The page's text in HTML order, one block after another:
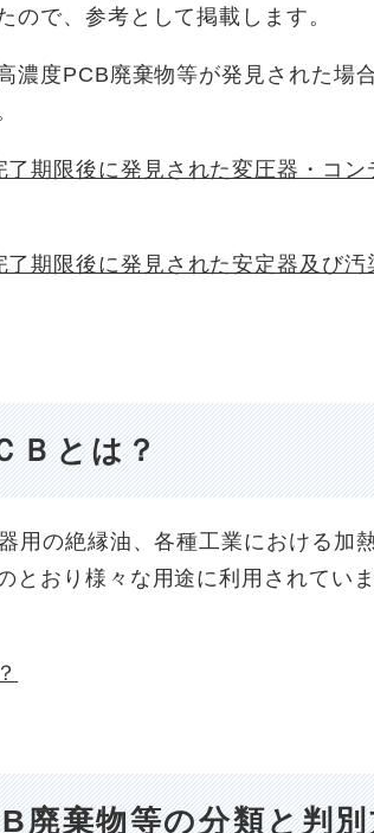
ので、参考として掲載します。
濃度PCB廃棄物等が発見された場
了期限後に発見された変圧器・コ
了期限後に発見された安定器及び
Ｂとは？
用の絶縁油、各種工業における加
とおり様々な用途に利用されてい
棄物等の分類と判別